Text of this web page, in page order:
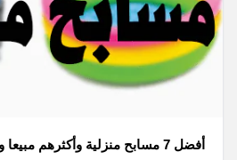
أفضل 7 مسابح منزلية وأكثرهم مبيعا وطرق فعالة لخصم 65%